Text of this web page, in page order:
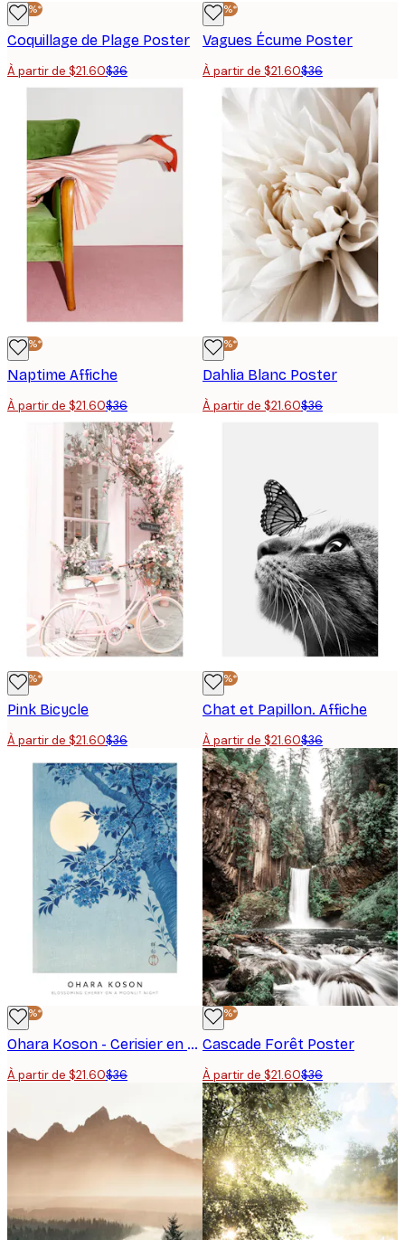
-40%*
Coquillage de Plage Poster
À partir de $21.60$36
-40%*
Vagues Écume Poster
À partir de $21.60$36
-40%*
Naptime Affiche
À partir de $21.60$36
-40%*
Dahlia Blanc Poster
À partir de $21.60$36
-40%*
Pink Bicycle
À partir de $21.60$36
-40%*
Chat et Papillon. Affiche
À partir de $21.60$36
-40%*
Ohara Koson - Cerisier en fleurs par une nuit de lune poster
À partir de $21.60$36
-40%*
Cascade Forêt Poster
À partir de $21.60$36